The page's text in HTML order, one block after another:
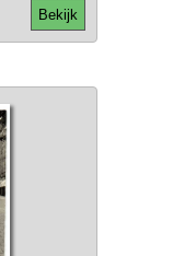
Bekijk